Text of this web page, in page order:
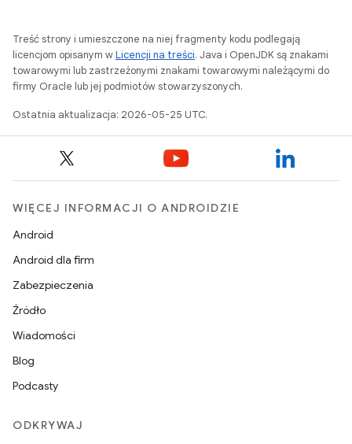
Treść strony i umieszczone na niej fragmenty kodu podlegają
licencjom opisanym wLicencji na treści. Java i OpenJDK są znakami
towarowymi lub zastrzeżonymi znakami towarowymi należącymi do
firmy Oracle lub jej podmiotów stowarzyszonych.
Ostatnia aktualizacja: 2026-05-25 UTC.
WIĘCEJ INFORMACJI O ANDROIDZIE
Android
Android dla firm
Zabezpieczenia
Źródło
Wiadomości
Blog
Podcasty
ODKRYWAJ